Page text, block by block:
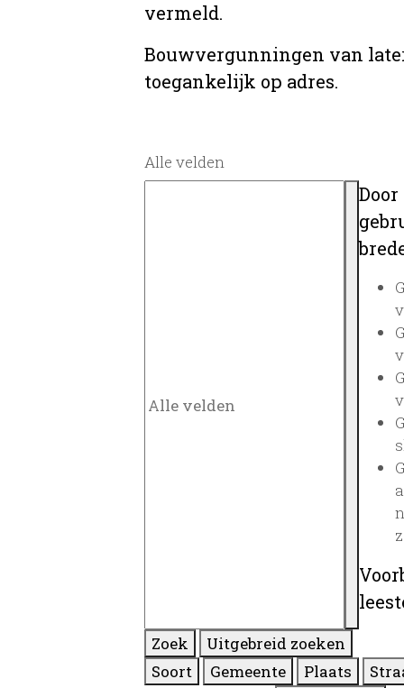
vermeld.
Bouwvergunningen van
toegankelijk op adres.
Alle velden
Zoek
Uitgebreid zoeken
Soort
Gemeente Plaats